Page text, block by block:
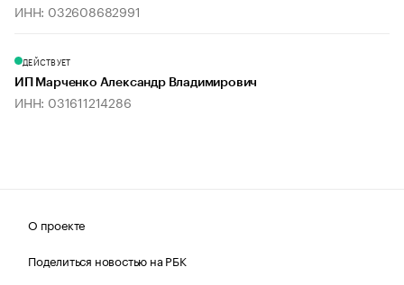
ИНН: 032608682991
ДЕЙСТВУЕТ
ИП Марченко Александр Владимирович
ИНН: 031611214286
О проекте
Поделиться новостью на РБК